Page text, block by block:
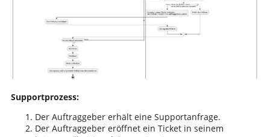
Supportprozess:
Der Auftraggeber erhält eine Supportanfrage.
Der Auftraggeber eröffnet ein Ticket in seinem